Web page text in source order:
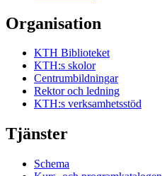
Organisation
KTH Biblioteket
KTH:s skolor
Centrumbildningar
Rektor och ledning
KTH:s verksamhetsstöd
Tjänster
Schema